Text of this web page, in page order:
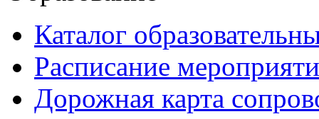
Каталог
Расписание
Дорожная карта